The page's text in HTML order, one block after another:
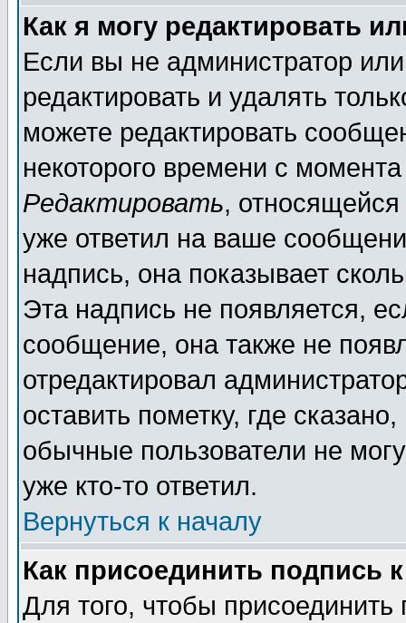
Как я могу редактировать
Если вы не администратор
редактировать и удалять
можете редактировать
некоторого времени с
Редактировать,
уже ответил на ваше
надпись, она показывает
Эта надпись не появляется,
сообщение, она также не
отредактировал
оставить пометку, где
обычные пользователи не
уже кто-то ответил.
Вернуться к началу
Как присоединить подпись
Для того, чтобы